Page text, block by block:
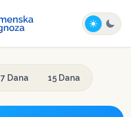
7 Dana 15 Dana